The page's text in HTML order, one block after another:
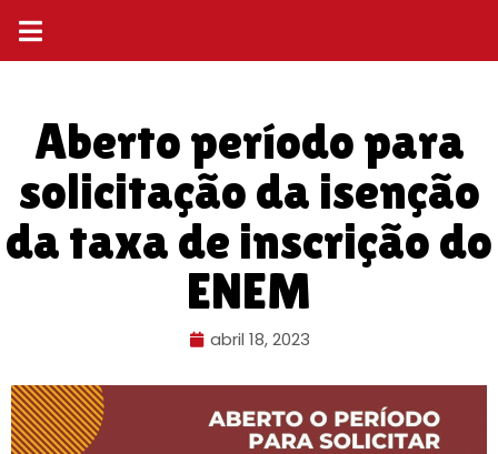
Aberto período para
solicitação da isenção
da taxa de inscrição do
ENEM
abril 18, 2023